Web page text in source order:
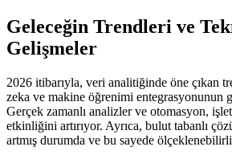
Geleceğin Trendleri ve
Gelişmeler
2026 itibarıyla, veri analitiğinde öne çıkan
zeka ve makine öğrenimi entegrasyonunun
Gerçek zamanlı analizler ve otomasyon,
etkinliğini artırıyor. Ayrıca, bulut tabanlı
artmış durumda ve bu sayede